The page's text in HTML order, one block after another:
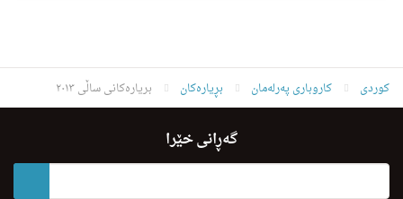
کوردی کاروباری پەرلەمان بڕیارەکان بریارەکانی ساڵی ٢٠١٣
گەڕانی خێرا